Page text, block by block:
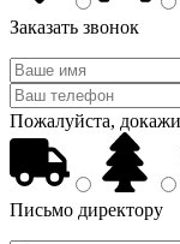
Заказать звонок
Пожалуйста,
Письмо директору